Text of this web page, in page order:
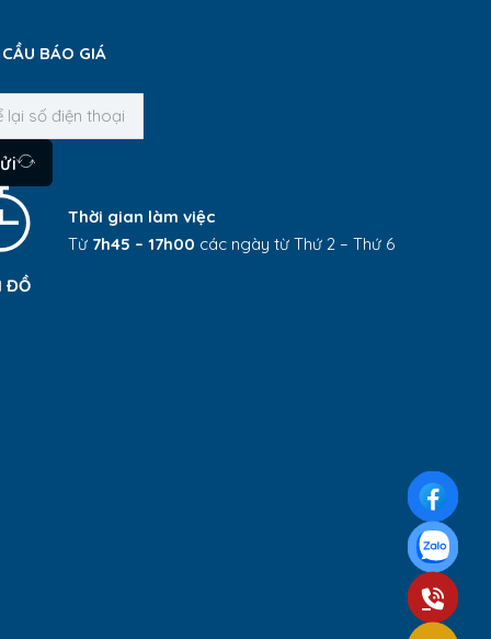
CẦU BÁO GIÁ
Thời gian làm việc
Từ 7h45 – 17h00 các ngày từ Thứ 2 – Thứ 6
ĐỒ